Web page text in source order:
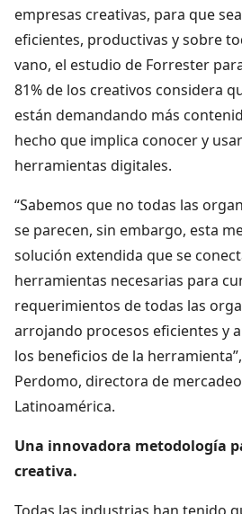
empresas creativas, para que
eficientes, productivas y sobre
vano, el estudio de Forrester
81% de los creativos considera
están demandando más
hecho que implica conocer y
herramientas digitales.
“Sabemos que no todas las
se parecen, sin embargo, esta
solución extendida que se
herramientas necesarias para
requerimientos de todas las
arrojando procesos eficientes y
los beneficios de la
Perdomo, directora de
Latinoamérica.
Una innovadora metodología
creativa.